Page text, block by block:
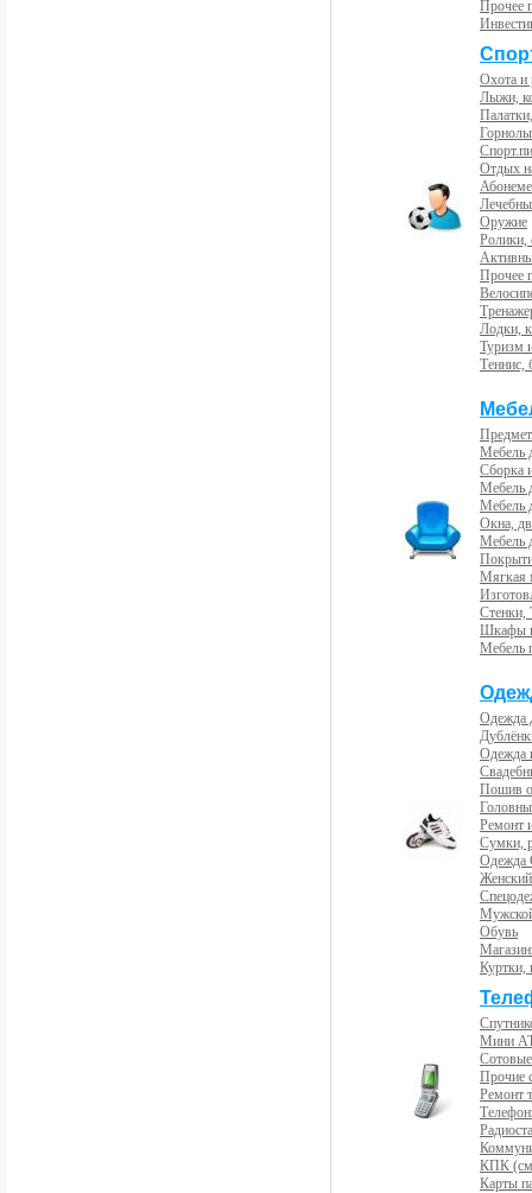
Прочее
Охота и
Лыжи,
Отдых
Оружие
Ролики,
Прочее
Лодки,
Туризм
Теннис,
Мебель
Сборка
Мебель
Мебель
Окна,
Мебель
Мягкая
Стенки,
Шкафы
Мебель
Одежда
Одежда
Пошив
Ремонт
Сумки,
Одежда
Обувь
Куртки,
Мини
Прочие
Ремонт
КПК
Карты